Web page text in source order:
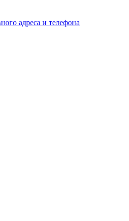
адреса и телефона